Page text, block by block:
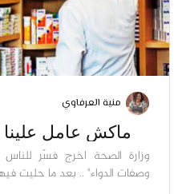
منية العرفاوي
ماكش عامل
وزارة الصحة اخرج فسّر
وصفات الدواء" .. بعد ما حليت